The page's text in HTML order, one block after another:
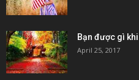
Bạn được gì
April 25, 2017